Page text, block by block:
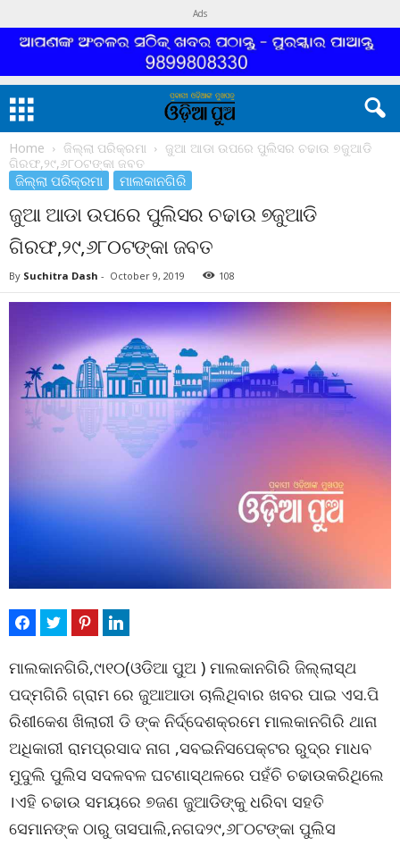
Ads
Home ଜିଲ୍ଲା ପରିକ୍ରମା
ଜୁଆ ଆଡା ଉପରେ ପୁଲିସର ଚଢାଉ ୭ଜୁଆଡି
ଗିରଫ,୨୯,୬୮୦ଟଙ୍କା ଜବତ
ଜିଲ୍ଲା ପରିକ୍ରମା ମାଲକାନଗିରି
ଜୁଆ ଆଡା ଉପରେ ପୁଲିସର ଚଢାଉ ୭ଜୁଆଡି
ଗିରଫ,୨୯,୬୮୦ଟଙ୍କା ଜବତ
By Suchitra Dash - October 9, 2019 108
ମାଲକାନଗିରି,୯ା୧୦(ଓଡିଆ ପୁଅ ) ମାଲକାନଗିରି ଜିଲ୍ଲାସ୍ଥ
ପଦ୍ମଗିରି ଗ୍ରାମ ରେ ଜୁଆଆଡା ଚାଲିଥିବାର ଖବର ପାଇ ଏସ.ପି
ରିଶୀକେଶ ଖିଲାରୀ ଡି ଙ୍କ ନିର୍ଦ୍ଦେଶକ୍ରମେ ମାଲକାନଗିରି ଥାନା
ଅଧିକାରୀ ରାମପ୍ରସାଦ ନାଗ ,ସବଇନିସପେକ୍ଟର ରୁଦ୍ର ମାଧବ
ମୁଦୁଲି ପୁଲିସ ସଦଳବଳ ଘଟଣାସ୍ଥଳରେ ପହଁଚି ଚଢାଉକରିଥିଲେ
।ଏହି ଚଢାଉ ସମୟରେ ୭ଜଣ ଜୁଆଡିଙ୍କୁ ଧରିବା ସହତି
ସେମାନଙ୍କ ଠାରୁ ତାସପାଲି,ନଗଦ୨୯,୬୮୦ଟଙ୍କା ପୁଲିସ